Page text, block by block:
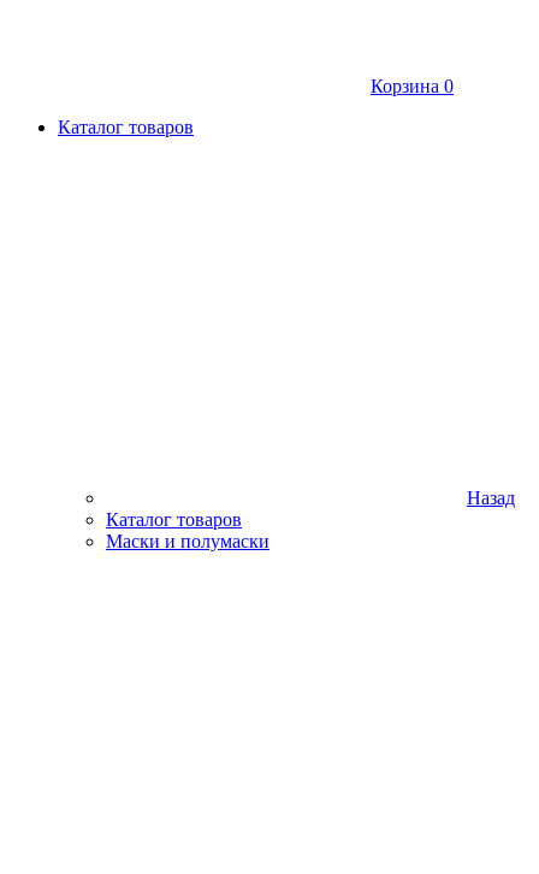
Корзина 0
Каталог товаров
Назад
Каталог товаров
Маски и полумаски